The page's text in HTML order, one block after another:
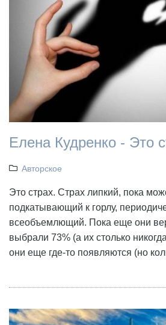
Елена Кудренко - Это
Авторское
Это страх. Страх липкий, пока
подкатывающий к горлу,
всеобъемлющий. Пока еще они
выбрали 73% (а их столько
они еще где-то появляются (но